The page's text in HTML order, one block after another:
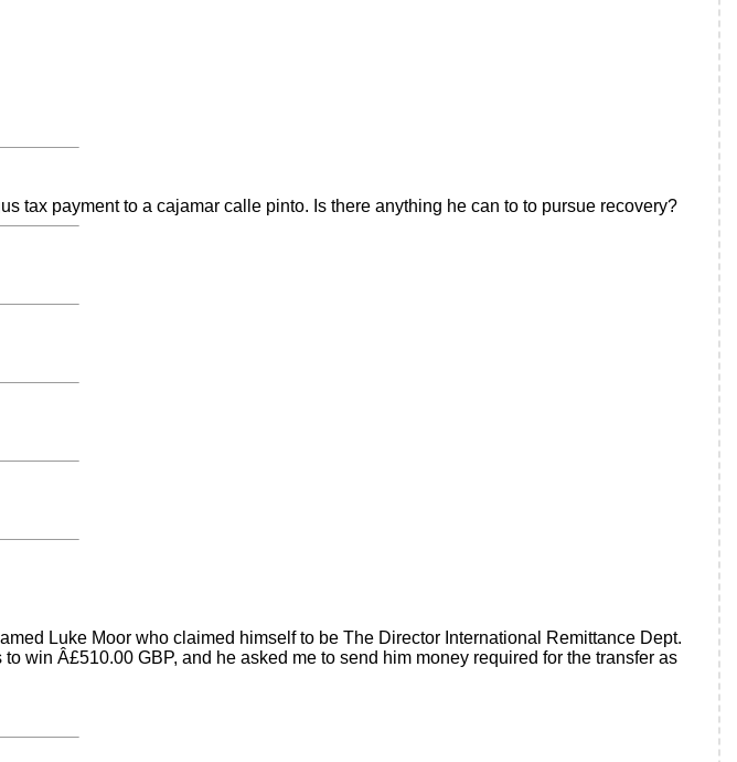
tax payment to a cajamar calle pinto. Is there anything he can to to pursue recovery?
Luke Moor who claimed himself to be The Director International Remittance Dept.
win Â£510.00 GBP, and he asked me to send him money required for the transfer as